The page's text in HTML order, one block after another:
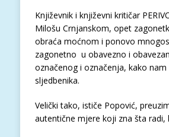
Književnik i književni kritičar
Milošu Crnjanskom, opet
obraća moćnom i ponovo
zagonetno u obavezno i
označenog i označenja, kako
sljedbenika.
Velički tako, ističe Popović,
autentične mjere koji zna šta radi,